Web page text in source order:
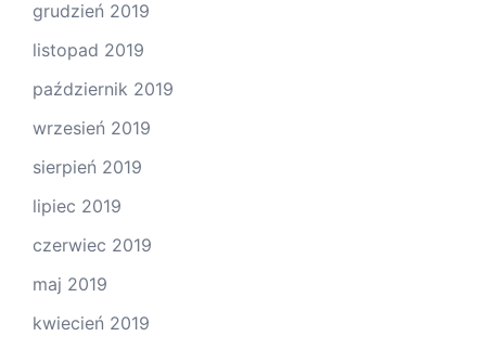
grudzień 2019
listopad 2019
październik 2019
wrzesień 2019
sierpień 2019
lipiec 2019
czerwiec 2019
maj 2019
kwiecień 2019